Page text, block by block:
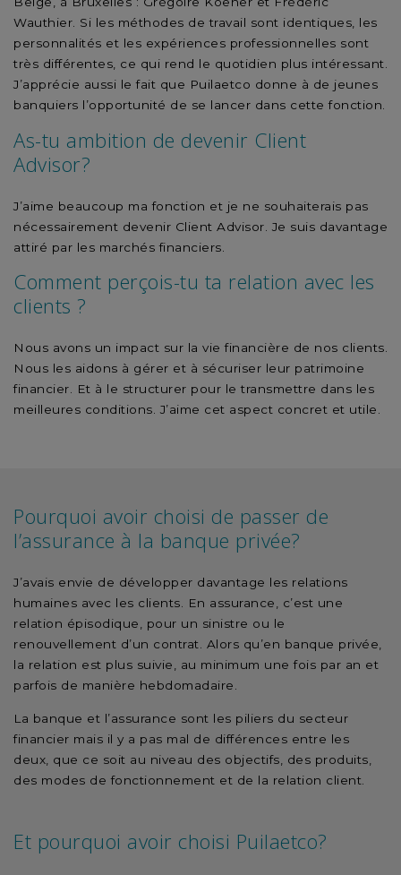
Wauthier. Si les méthodes de travail sont identiques, les
personnalités et les expériences professionnelles sont
très différentes, ce qui rend le quotidien plus intéressant.
J’apprécie aussi le fait que Puilaetco donne à de jeunes
banquiers l’opportunité de se lancer dans cette fonction.
As-tu ambition de devenir Client
Advisor?
J’aime beaucoup ma fonction et je ne souhaiterais pas
nécessairement devenir Client Advisor. Je suis davantage
attiré par les marchés financiers.
Comment perçois-tu ta relation avec les
clients ?
Nous avons un impact sur la vie financière de nos clients.
Nous les aidons à gérer et à sécuriser leur patrimoine
financier. Et à le structurer pour le transmettre dans les
meilleures conditions. J’aime cet aspect concret et utile.
Pourquoi avoir choisi de passer de
l’assurance à la banque privée?
J’avais envie de développer davantage les relations
humaines avec les clients. En assurance, c’est une
relation épisodique, pour un sinistre ou le
renouvellement d’un contrat. Alors qu’en banque privée,
la relation est plus suivie, au minimum une fois par an et
parfois de manière hebdomadaire.
La banque et l’assurance sont les piliers du secteur
financier mais il y a pas mal de différences entre les
deux, que ce soit au niveau des objectifs, des produits,
des modes de fonctionnement et de la relation client.
Et pourquoi avoir choisi Puilaetco?